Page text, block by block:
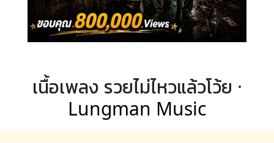
เนื้อเพลง รวยไม่ไหวแล้วโว้ย ·
Lungman Music